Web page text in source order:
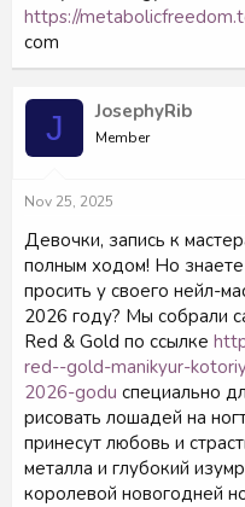
https://
com
J JosephyRib
Member
Nov 25, 2025
Девочки, запись к
полным ходом! Но
просить у своего нейл-
2026 году? Мы собрали
Red & Gold по ссылке
red--gold-manikyur-
2026-godu специально
рисовать лошадей на
принесут любовь и
металла и глубокий
королевой новогодней